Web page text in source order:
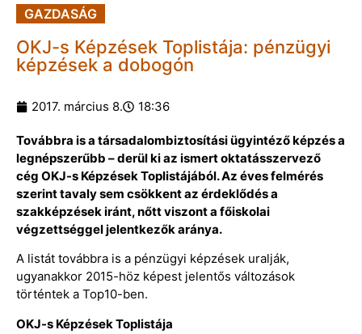
GAZDASÁG
OKJ-s Képzések Toplistája: pénzügyi
képzések a dobogón
2017. március 8. 18:36
Továbbra is a társadalombiztosítási ügyintéző képzés a
legnépszerűbb – derül ki az ismert oktatásszervező
cég OKJ-s Képzések Toplistájából. Az éves felmérés
szerint tavaly sem csökkent az érdeklődés a
szakképzések iránt, nőtt viszont a főiskolai
végzettséggel jelentkezők aránya.
A listát továbbra is a pénzügyi képzések uralják,
ugyanakkor 2015-höz képest jelentős változások
történtek a Top10-ben.
OKJ-s Képzések Toplistája